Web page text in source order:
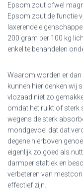
Epsom zout ofwel
Epsom zout de functie
laxerende
200 gram per 100 kg
enkel te behandelen
Waarom worden er dan
kunnen hier denken wij
vlozaad niet zo
omdat het ruikt of sterk
wegens de sterk
mondgevoel dat dat
degene hierboven
eigenlijk zo goed als
darmperistaltiek en
verbeteren van
effectief zijn.